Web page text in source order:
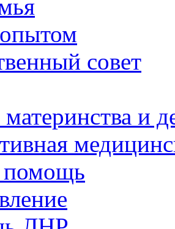
совет
и
помощь